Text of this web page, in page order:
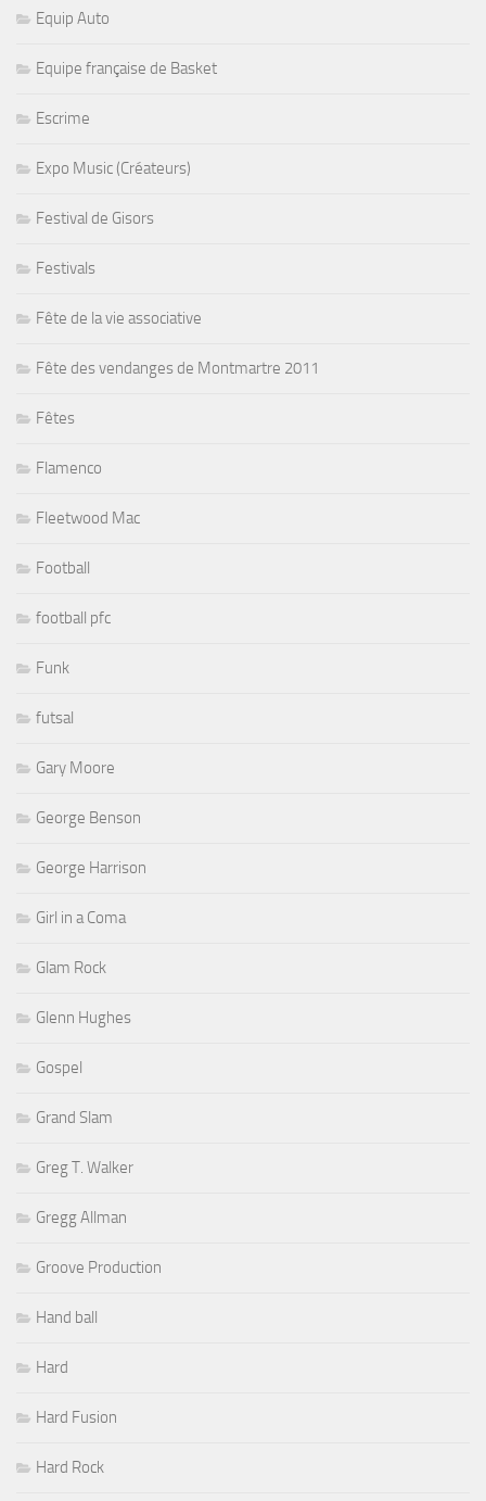
Equip Auto
Equipe française de Basket
Escrime
Expo Music (Créateurs)
Festival de Gisors
Festivals
Fête de la vie associative
Fête des vendanges de Montmartre 2011
Fêtes
Flamenco
Fleetwood Mac
Football
football pfc
Funk
futsal
Gary Moore
George Benson
George Harrison
Girl in a Coma
Glam Rock
Glenn Hughes
Gospel
Grand Slam
Greg T. Walker
Gregg Allman
Groove Production
Hand ball
Hard
Hard Fusion
Hard Rock